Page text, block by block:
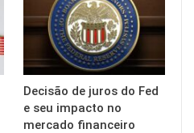
Decisão de juros do Fed
e seu impacto no
mercado financeiro